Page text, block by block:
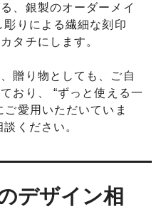
、銀製のオーダーメイ
彫りによる繊細な刻印
タチにします。
贈り物としても、ご自
おり、 “ずっと使える一
愛用いただいていま
ください。
デザイン相